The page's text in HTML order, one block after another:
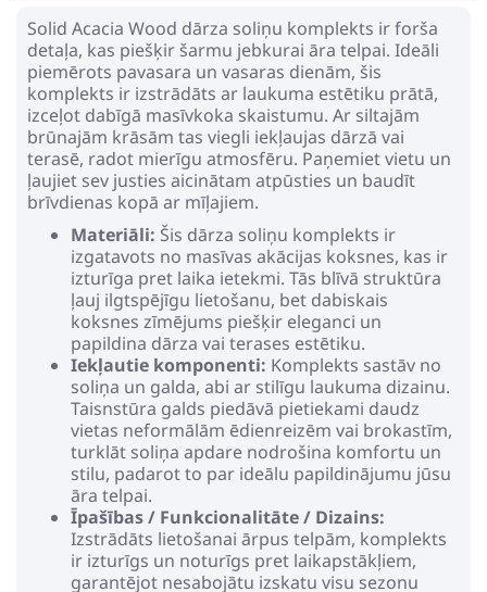
Solid Acacia Wood dārza soliņu komplekts ir forša
detaļa, kas piešķir šarmu jebkurai āra telpai. Ideāli
piemērots pavasara un vasaras dienām, šis
komplekts ir izstrādāts ar laukuma estētiku prātā,
izceļot dabīgā masīvkoka skaistumu. Ar siltajām
brūnajām krāsām tas viegli iekļaujas dārzā vai
terasē, radot mierīgu atmosfēru. Paņemiet vietu un
ļaujiet sev justies aicinātam atpūsties un baudīt
brīvdienas kopā ar mīļajiem.
Materiāli: Šis dārza soliņu komplekts ir
izgatavots no masīvas akācijas koksnes, kas ir
izturīga pret laika ietekmi. Tās blīvā struktūra
ļauj ilgtspējīgu lietošanu, bet dabiskais
koksnes zīmējums piešķir eleganci un
papildina dārza vai terases estētiku.
Iekļautie komponenti: Komplekts sastāv no
soliņa un galda, abi ar stilīgu laukuma dizainu.
Taisnstūra galds piedāvā pietiekami daudz
vietas neformālām ēdienreizēm vai brokastīm,
turklāt soliņa apdare nodrošina komfortu un
stilu, padarot to par ideālu papildinājumu jūsu
āra telpai.
Īpašības / Funkcionalitāte / Dizains:
Izstrādāts lietošanai ārpus telpām, komplekts
ir izturīgs un noturīgs pret laikapstākļiem,
garantējot nesabojātu izskatu visu sezonu